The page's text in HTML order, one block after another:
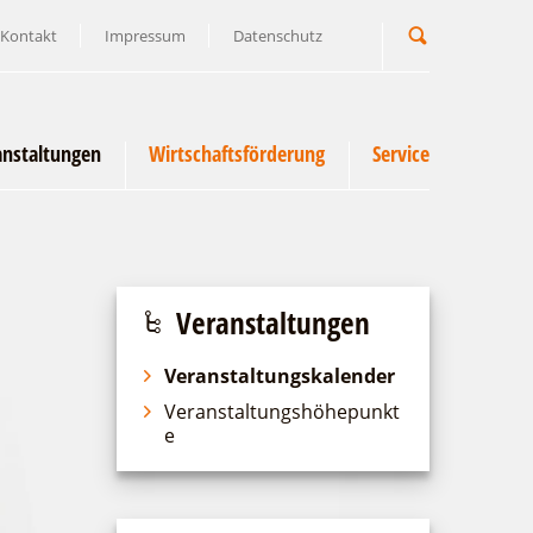
Kontakt Impressum Datenschutz
Wirtschaftsförderung Service
Veranstaltungen
Veranstaltungskalender
Veranstaltungshöhepunkt
e